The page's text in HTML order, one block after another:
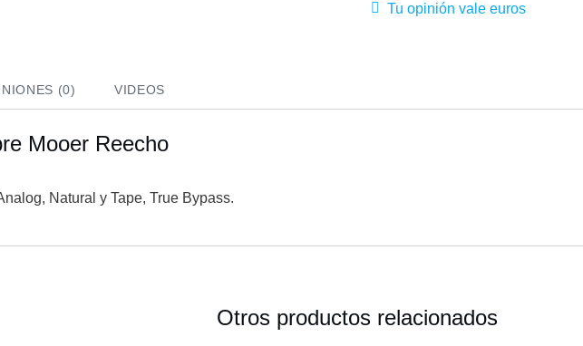
Tu opinión vale euros
(0) VIDEOS
Mooer Reecho
Natural y Tape, True Bypass.
Otros productos relacionados